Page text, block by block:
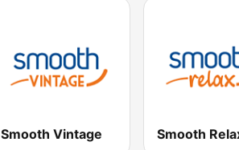
Smooth Vintage Smooth